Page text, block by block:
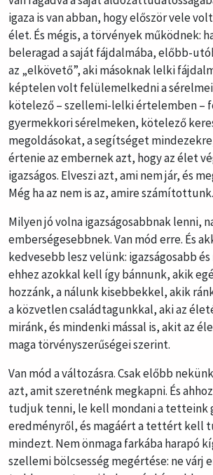
igaza is van abban, hogy először vele
élet. És mégis, a törvények működnek:
beleragad a saját fájdalmába, előbb-
az „elkövető”, aki másoknak lelki
képtelen volt felülemelkedni a
kötelező – szellemi-lelki értelemben –
gyermekkori sérelmeken, kötelező
megoldásokat, a segítséget
értenie az embernek azt, hogy az élet
igazságos. Elveszi azt, ami nem jár, és
Még ha az nem is az, amire számítottunk.
Milyen jó volna igazságosabbnak lenni,
emberségesebbnek. Van mód erre. És
kedvesebb lesz velünk: igazságosabb
ehhez azokkal kell így bánnunk, akik
hozzánk, a nálunk kisebbekkel, akik
a közvetlen családtagunkkal, aki az
miránk, és mindenki mással is, akit az
maga törvényszerűségei szerint.
Van mód a változásra. Csak előbb
azt, amit szeretnénk megkapni. És
tudjuk tenni, le kell mondani a tetteink
eredményről, és magáért a tettért kell
mindezt. Nem önmaga farkába harapó
szellemi bölcsesség megértése: ne várj